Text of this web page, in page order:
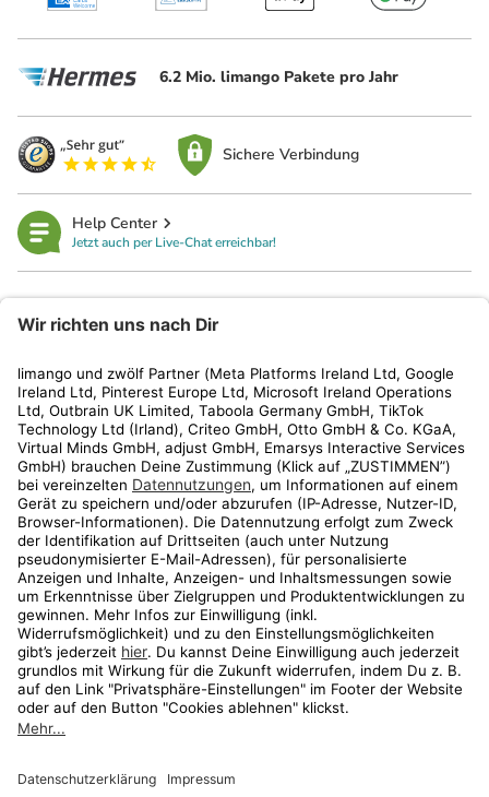
6.2 Mio. limango Pakete pro Jahr
Sichere Verbindung
Help Center
Jetzt auch per Live-Chat erreichbar!
Kundenservice
Shop
Aktionen
Travel